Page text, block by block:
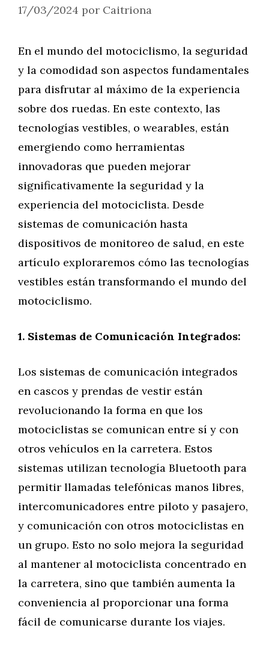
17/03/2024 por Caitriona
En el mundo del motociclismo, la seguridad
y la comodidad son aspectos fundamentales
para disfrutar al máximo de la experiencia
sobre dos ruedas. En este contexto, las
tecnologías vestibles, o wearables, están
emergiendo como herramientas
innovadoras que pueden mejorar
significativamente la seguridad y la
experiencia del motociclista. Desde
sistemas de comunicación hasta
dispositivos de monitoreo de salud, en este
artículo exploraremos cómo las tecnologías
vestibles están transformando el mundo del
motociclismo.
1. Sistemas de Comunicación Integrados:
Los sistemas de comunicación integrados
en cascos y prendas de vestir están
revolucionando la forma en que los
motociclistas se comunican entre sí y con
otros vehículos en la carretera. Estos
sistemas utilizan tecnología Bluetooth para
permitir llamadas telefónicas manos libres,
intercomunicadores entre piloto y pasajero,
y comunicación con otros motociclistas en
un grupo. Esto no solo mejora la seguridad
al mantener al motociclista concentrado en
la carretera, sino que también aumenta la
conveniencia al proporcionar una forma
fácil de comunicarse durante los viajes.